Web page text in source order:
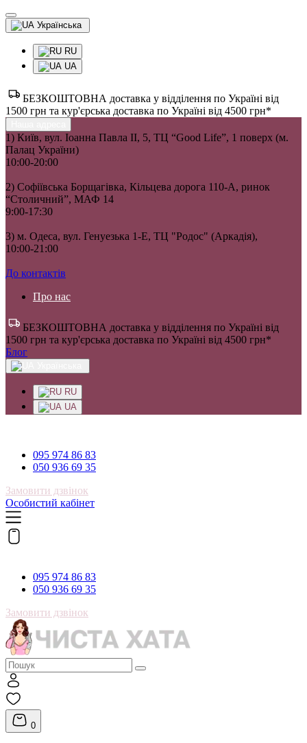
Українська
RU
UA
БЕЗКОШТОВНА доставка у відділення по Україні від
1500 грн та кур'єрська доставка по Україні від 4500 грн*
1) Київ, вул. Іоанна Павла II, 5, ТЦ “Good Life”, 1 поверх (м.
Палац України)
10:00-20:00
2) Софіївська Борщагівка, Кільцева дорога 110-А, ринок
“Столичний”, МАФ 14
9:00-17:30
3) м. Одеса, вул. Генуезька 1-Е, ТЦ "Родос" (Аркадія),
10:00-21:00
До контактів
Про нас
БЕЗКОШТОВНА доставка у відділення по Україні від
1500 грн та кур'єрська доставка по Україні від 4500 грн*
Блог
RU
UA
095 974 86 83
050 936 69 35
Замовити дзвінок
Особистий кабінет
095 974 86 83
050 936 69 35
Замовити дзвінок
0